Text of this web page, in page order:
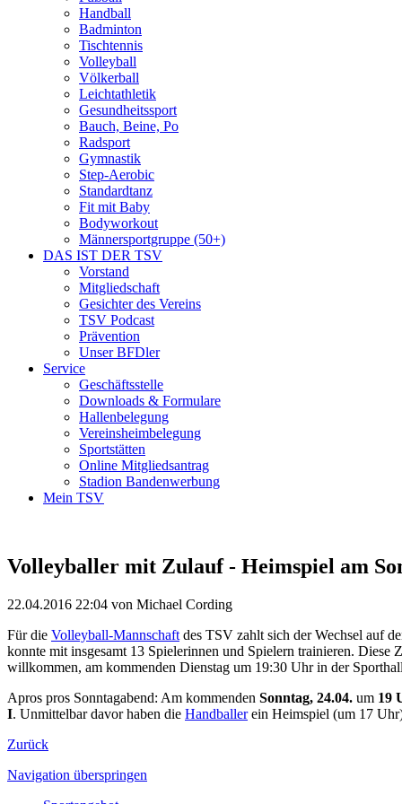
Handball
Badminton
Tischtennis
Volleyball
Völkerball
Leichtathletik
Gesundheitssport
Bauch, Beine, Po
Radsport
Gymnastik
Step-Aerobic
Standardtanz
Fit mit Baby
Bodyworkout
Männersportgruppe (50+)
DAS IST DER TSV
Vorstand
Mitgliedschaft
Gesichter des Vereins
TSV Podcast
Prävention
Unser BFDler
Service
Geschäftsstelle
Downloads & Formulare
Hallenbelegung
Vereinsheimbelegung
Sportstätten
Online Mitgliedsantrag
Stadion Bandenwerbung
Mein TSV
Volleyballer mit Zulauf - Heimspiel am
22.04.2016 22:04 von Michael Cording
Für die Volleyball-Mannschaft des TSV zahlt sich der Wechsel auf
konnte mit insgesamt 13 Spielerinnen und Spielern trainieren. Diese
willkommen, am kommenden Dienstag um 19:30 Uhr in der
Apros pros Sonntagabend: Am kommenden Sonntag, 24.04. um 19
I. Unmittelbar davor haben die Handballerein Heimspiel (um 17
Zurück
Navigation überspringen